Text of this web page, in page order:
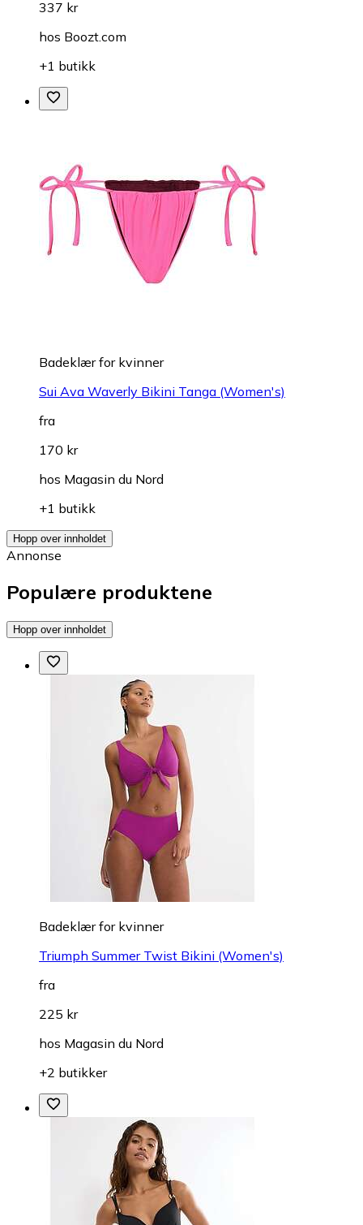
337 kr
hos Boozt.com
+1 butikk
Badeklær for kvinner
Sui Ava Waverly Bikini Tanga (Women's)
fra
170 kr
hos Magasin du Nord
+1 butikk
Hopp over innholdet
Annonse
Populære produktene
Hopp over innholdet
Badeklær for kvinner
Triumph Summer Twist Bikini (Women's)
fra
225 kr
hos Magasin du Nord
+2 butikker